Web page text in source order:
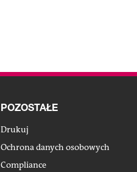
POZOSTAŁE
Drukuj
Ochrona danych osobowych
Compliance